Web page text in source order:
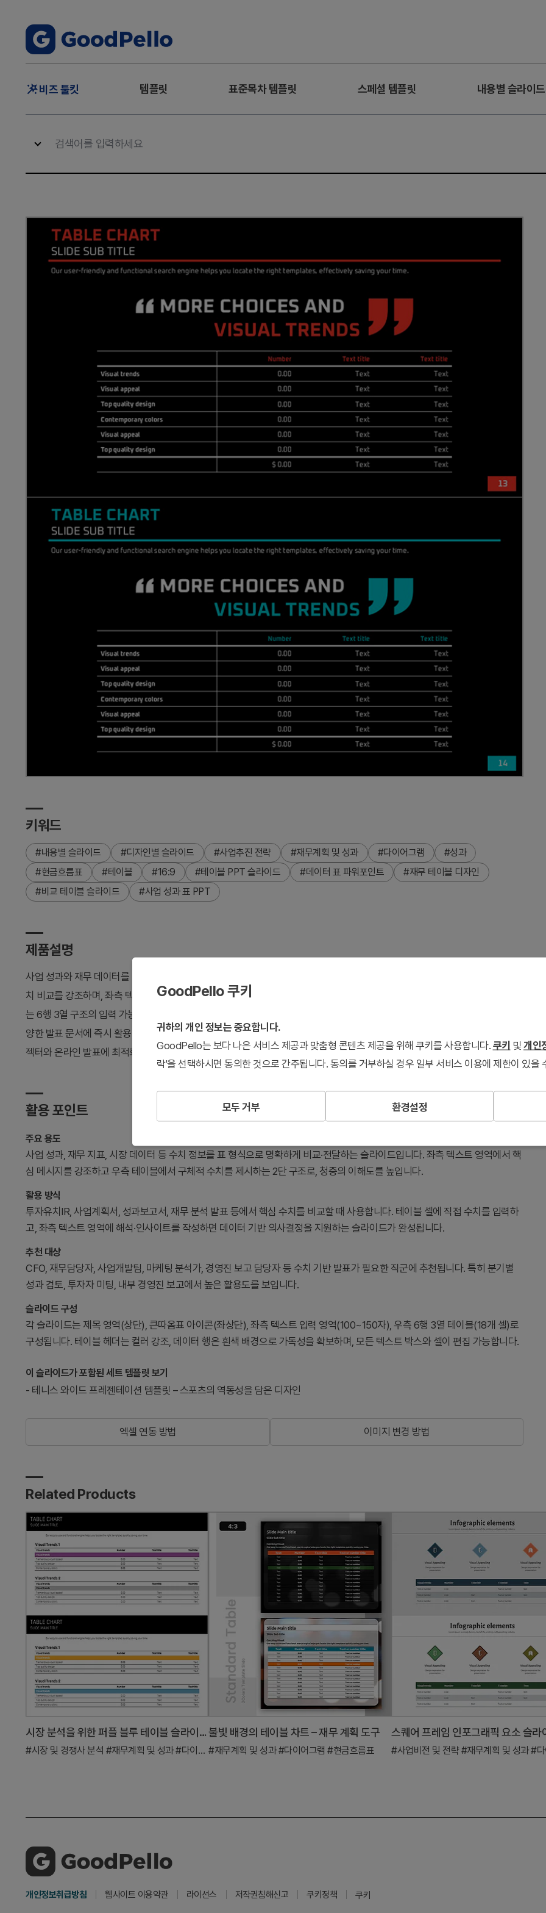
주
뉴
비즈 툴킷 템플릿 표준목차 템플릿 스페셜 템플릿 내용별 슬라이드
키워드
#내용별 슬라이드 #디자인별 슬라이드 #사업추진 전략 #재무계획 및 성과 #다이어그램
#성과
#현금흐름표
#테이블 #16:9 #테이블 PPT 슬라이드 #데이터 표 파워포인트
#재무 테이블 디자인
#비교 테이블 슬라이드
#사업 성과 표 PPT
제품설명
사업 성과와 재무 데이터를 명확하게 전달하는 테이블 슬라이드 2장 세트입니다. 레드와 시안 투톤 배경에 흰색 테이블 구조로 수
치 비교를 강조하며, 좌측 텍스트 영역과 우측 테이블 영역의 2단 레이아웃으로 설명과 데이터를 동시에 표현합니다. 각 슬라이드
는 6행 3열 구조의 입력 가능한 테이블과 큰따옴표 아이콘, 제목 영역을 포함하고 있어 사업계획서, 투자유치IR, 성과보고서 등 다
양한 발표 문서에 즉시 활용 가능합니다. 파워포인트 PPTX 형식으로 모든 요소가 편집 가능하며, 16:9 와이드 비율로 최신 프로
젝터와 온라인 발표에 최적화되어 있습니다.
활용 포인트
주요 용도
사업 성과, 재무 지표, 시장 데이터 등 수치 정보를 표 형식으로 명확하게 비교·전달하는 슬라이드입니다. 좌측 텍스트 영역에서 핵
심 메시지를 강조하고 우측 테이블에서 구체적 수치를 제시하는 2단 구조로, 청중의 이해도를 높입니다.
활용 방식
투자유치IR, 사업계획서, 성과보고서, 재무 분석 발표 등에서 핵심 수치를 비교할 때 사용합니다. 테이블 셀에 직접 수치를 입력하
고, 좌측 텍스트 영역에 해석·인사이트를 작성하면 데이터 기반 의사결정을 지원하는 슬라이드가 완성됩니다.
추천 대상
CFO, 재무담당자, 사업개발팀, 마케팅 분석가, 경영진 보고 담당자 등 수치 기반 발표가 필요한 직군에 추천됩니다. 특히 분기별
성과 검토, 투자자 미팅, 내부 경영진 보고에서 높은 활용도를 보입니다.
슬라이드 구성
각 슬라이드는 제목 영역(상단), 큰따옴표 아이콘(좌상단), 좌측 텍스트 입력 영역(100~150자), 우측 6행 3열 테이블(18개 셀)로
구성됩니다. 테이블 헤더는 컬러 강조, 데이터 행은 흰색 배경으로 가독성을 확보하며, 모든 텍스트 박스와 셀이 편집 가능합니다.
이 슬라이드가 포함된 세트 템플릿 보기
- 테니스 와이드 프레젠테이션 템플릿 – 스포츠의 역동성을 담은 디자인
엑셀 연동 방법 이미지 변경 방법
Related Products
시장 분석을 위한 퍼플 블루 테이블 슬라이드
#시장 및 경쟁사 분석 #재무계획 및 성과#다이어그램
불빛 배경의 테이블 차트 – 재무 계획 도구
#재무계획 및 성과#다이어그램 #현금흐름표 #사업비전 및 전략 #재무계획 및 성과#다
개인정보취급방침 웹사이트 이용약관 라이선스 저작권침해신고 쿠키정책 쿠키
GoodPello 쿠키
귀하의 개인 정보는 중요합니다.
GoodPello는 보다 나은 서비스 제공과 맞춤형 콘텐츠 제공을 위해 쿠키를 사용합니다. 쿠키 및 개인
락'을 선택하시면 동의한 것으로 간주됩니다. 동의를 거부하실 경우 일부 서비스 이용에 제한이 있을
모두 거부 환경설정